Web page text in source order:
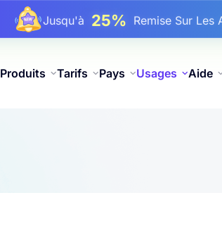
Jusqu'à 17%De Remise Bonus
Jusqu'à25%Remise Sur Les
Produits Tarifs Pays Usages Aide